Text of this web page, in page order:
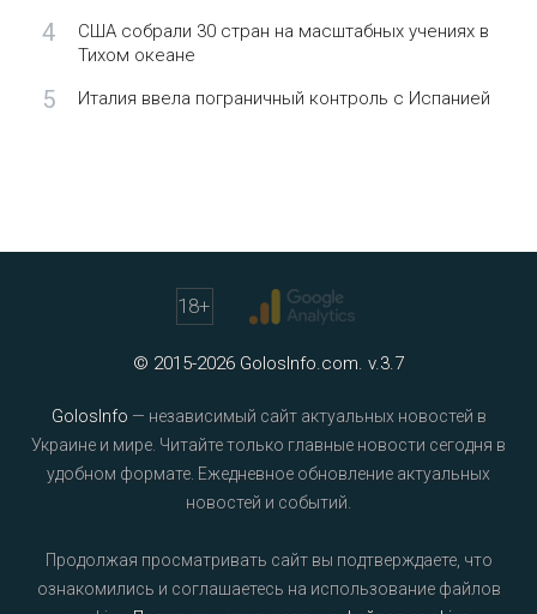
4
США собрали 30 стран на масштабных учениях в
Тихом океане
5 Италия ввела пограничный контроль с Испанией
18+
© 2015-2026 GolosInfo.com. v.3.7
GolosInfo — независимый сайт актуальных новостей в
Украине и мире. Читайте только главные новости сегодня в
удобном формате. Ежедневное обновление актуальных
новостей и событий.
Продолжая просматривать сайт вы подтверждаете, что
ознакомились и соглашаетесь на использование файлов